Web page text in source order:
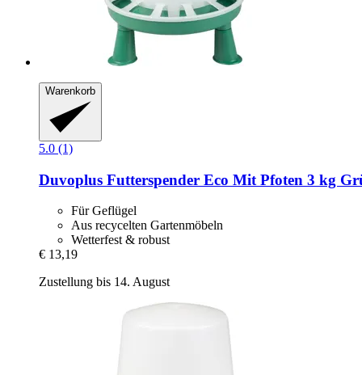
Warenkorb
5.0 (1)
Duvoplus Futterspender Eco Mit Pfoten 3 kg
Für Geflügel
Aus recycelten Gartenmöbeln
Wetterfest & robust
€ 13,19
Zustellung bis 14. August